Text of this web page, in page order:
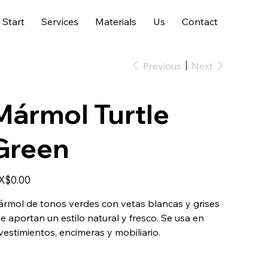
Start Services Materials Us Contact
Previous Next
Turtle
de tonos verdes con vetas blancas y grises
aportan un estilo natural y fresco. Se usa en
encimeras y mobiliario.